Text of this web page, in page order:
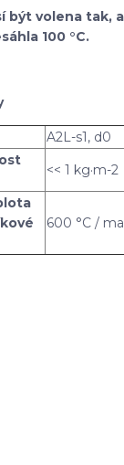
být volena tak,
100 °C.
A2L-s1, d0
<< 1 kg·m-2
600 °C /